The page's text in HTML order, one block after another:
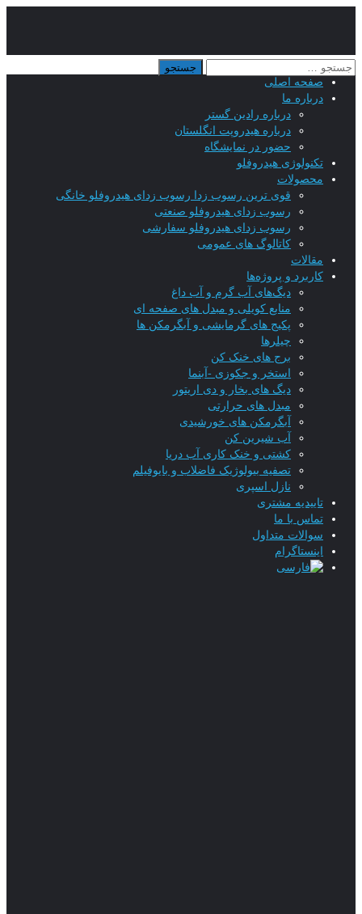
صفحه اصلی
درباره ما
درباره رادین گستر
درباره هیدروپت انگلستان
حضور در نمایشگاه
تکنولوژی هیدروفلو
محصولات
قوی ترین رسوب زدا رسوب زدای هیدروفلو خانگی
رسوب زدای هیدروفلو صنعتی
رسوب زدای هیدروفلو سفارشی
کاتالوگ های عمومی
مقالات
کاربرد و پروژه‌ها
دیگ‌های آب گرم و آب داغ
منابع کویلی و مبدل های صفحه ای
پکیج های گرمایشی و آبگرمکن ها
چیلرها
برج های خنک کن
استخر و جکوزی -آبنما
دیگ های بخار و دی اریتور
مبدل های حرارتی
آبگرمکن های خورشیدی
آب شیرین کن
کشتی و خنک کاری آب دریا
تصفیه بیولوژیک فاضلاب و بایوفیلم
نازل اسپری
تاییدیه‌ مشتری
تماس با ما
سوالات متداول
اینستاگرام